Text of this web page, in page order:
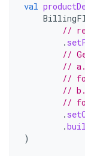
val
//
.
//
// a.
//
// b.
//
.
.
)